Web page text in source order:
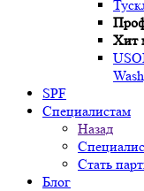
Хит
SPF
Специалистам
Назад
Стать
Блог